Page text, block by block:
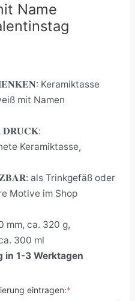
Name
Keramiktasse
mit Namen
𝐃𝐑𝐔𝐂𝐊:
Keramiktasse,
als Trinkgefäß oder
Motive im Shop
mm, ca. 320 g,
300 ml
in 1-3 Werktagen
eintragen:*